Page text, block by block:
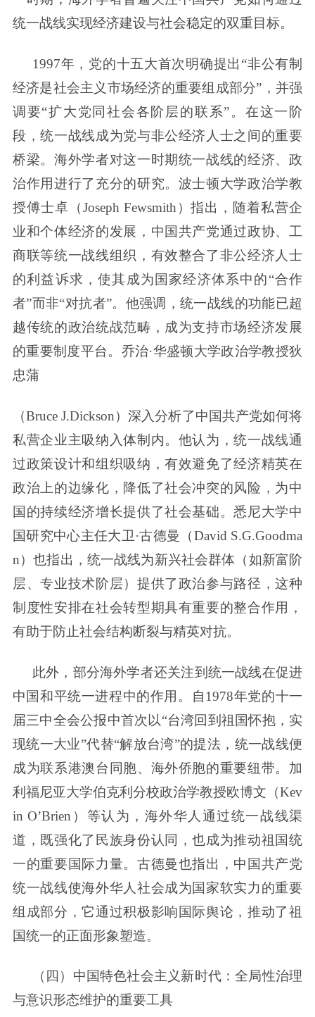
统一战线实现经济建设与社会稳定的双重目标。
1997年，党的十五大首次明确提出“非公有制
经济是社会主义市场经济的重要组成部分”，并强
调要“扩大党同社会各阶层的联系”。在这一阶
段，统一战线成为党与非公经济人士之间的重要
桥梁。海外学者对这一时期统一战线的经济、政
治作用进行了充分的研究。波士顿大学政治学教
授傅士卓（Joseph Fewsmith）指出，随着私营企
业和个体经济的发展，中国共产党通过政协、工
商联等统一战线组织，有效整合了非公经济人士
的利益诉求，使其成为国家经济体系中的“合作
者”而非“对抗者”。他强调，统一战线的功能已超
越传统的政治统战范畴，成为支持市场经济发展
的重要制度平台。乔治·华盛顿大学政治学教授狄
忠蒲
（Bruce J.Dickson）深入分析了中国共产党如何将
私营企业主吸纳入体制内。他认为，统一战线通
过政策设计和组织吸纳，有效避免了经济精英在
政治上的边缘化，降低了社会冲突的风险，为中
国的持续经济增长提供了社会基础。悉尼大学中
国研究中心主任大卫·古德曼（David S.G.Goodma
n）也指出，统一战线为新兴社会群体（如新富阶
层、专业技术阶层）提供了政治参与路径，这种
制度性安排在社会转型期具有重要的整合作用，
有助于防止社会结构断裂与精英对抗。
此外，部分海外学者还关注到统一战线在促进
中国和平统一进程中的作用。自1978年党的十一
届三中全会公报中首次以“台湾回到祖国怀抱，实
现统一大业”代替“解放台湾”的提法，统一战线便
成为联系港澳台同胞、海外侨胞的重要纽带。加
利福尼亚大学伯克利分校政治学教授欧博文（Kev
in O’Brien）等认为，海外华人通过统一战线渠
道，既强化了民族身份认同，也成为推动祖国统
一的重要国际力量。古德曼也指出，中国共产党
统一战线使海外华人社会成为国家软实力的重要
组成部分，它通过积极影响国际舆论，推动了祖
国统一的正面形象塑造。
（四）中国特色社会主义新时代：全局性治理
与意识形态维护的重要工具